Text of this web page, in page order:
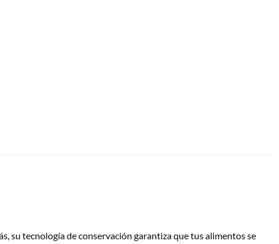
su tecnología de conservación garantiza que tus alimentos se